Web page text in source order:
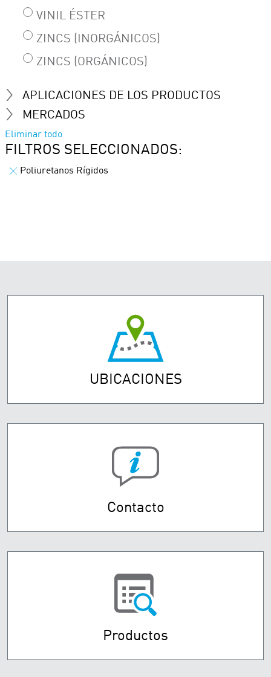
VINIL ÉSTER
ZINCS (INORGÁNICOS)
ZINCS (ORGÁNICOS)
APLICACIONES DE LOS PRODUCTOS
MERCADOS
Eliminar todo
FILTROS SELECCIONADOS:
Poliuretanos Rígidos
UBICACIONES
Contacto
Productos